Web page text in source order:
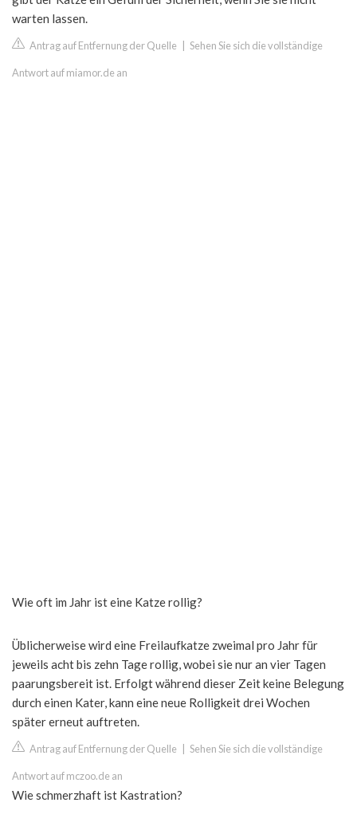
warten lassen.
Antrag auf Entfernung der Quelle Sehen Sie sich die vollständige
Antwort auf miamor.de an
Wie oft im Jahr ist eine Katze rollig?
Üblicherweise wird eine Freilaufkatze zweimal pro Jahr für
jeweils acht bis zehn Tage rollig, wobei sie nur an vier Tagen
paarungsbereit ist. Erfolgt während dieser Zeit keine Belegung
durch einen Kater, kann eine neue Rolligkeit drei Wochen
später erneut auftreten.
Antrag auf Entfernung der Quelle Sehen Sie sich die vollständige
Antwort auf mczoo.de an
Wie schmerzhaft ist Kastration?